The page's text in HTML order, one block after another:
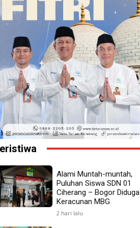
Alami Muntah-muntah,
Puluhan Siswa SDN 01
Ciherang – Bogor Diduga
Keracunan MBG
2 hari lalu